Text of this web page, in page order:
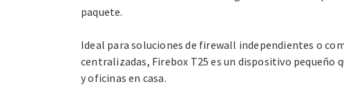
paquete.
Ideal para soluciones de firewall independientes o
centralizadas, Firebox T25 es un dispositivo pequeño
y oficinas en casa.